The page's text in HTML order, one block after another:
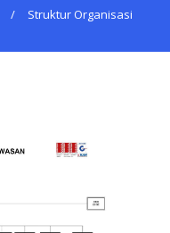
Struktur Organisasi